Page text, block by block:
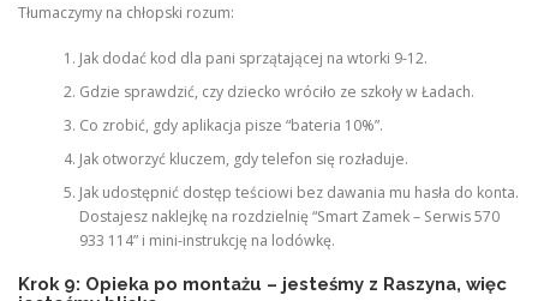
Tłumaczymy na chłopski rozum:
Jak dodać kod dla pani sprzątającej na wtorki 9-12.
Gdzie sprawdzić, czy dziecko wróciło ze szkoły w Ładach.
Co zrobić, gdy aplikacja pisze “bateria 10%”.
Jak otworzyć kluczem, gdy telefon się rozładuje.
Jak udostępnić dostęp teściowi bez dawania mu hasła do konta.
Dostajesz naklejkę na rozdzielnię “Smart Zamek – Serwis 570
933 114” i mini-instrukcję na lodówkę.
Krok 9: Opieka po montażu – jesteśmy z Raszyna, więc